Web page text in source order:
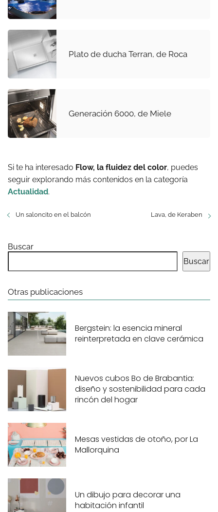
Plato de ducha Terran, de Roca
Generación 6000, de Miele
Si te ha interesado Flow, la fluidez del color, puedes
seguir explorando más contenidos en la categoría
Actualidad.
Un saloncito en el balcón Lava, de Keraben
Buscar
Buscar
Otras publicaciones
Bergstein: la esencia mineral
reinterpretada en clave cerámica
Nuevos cubos Bo de Brabantia:
diseño y sostenibilidad para cada
rincón del hogar
Mesas vestidas de otoño, por La
Mallorquina
Un dibujo para decorar una
habitación infantil